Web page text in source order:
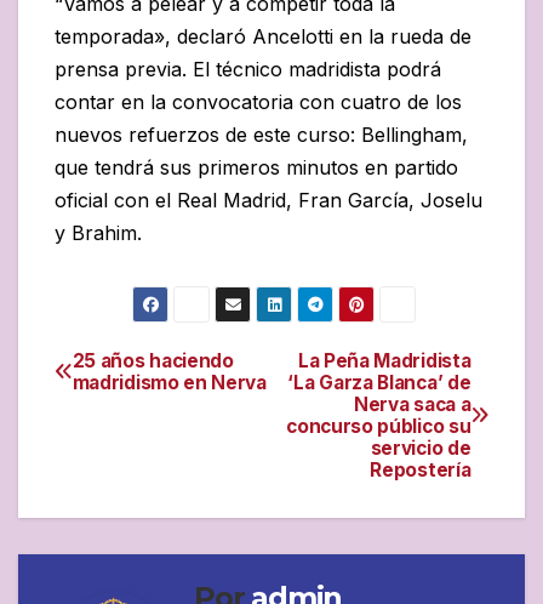
temporada», declaró Ancelotti en la rueda de
prensa previa. El técnico madridista podrá
contar en la convocatoria con cuatro de los
nuevos refuerzos de este curso: Bellingham,
que tendrá sus primeros minutos en partido
oficial con el Real Madrid, Fran García, Joselu
y Brahim.
Navegación
La Peña Madridista
‘La Garza Blanca’ de
Nerva saca a
concurso público su
servicio de
Repostería
25 años haciendo
madridismo en Nerva
Por admin